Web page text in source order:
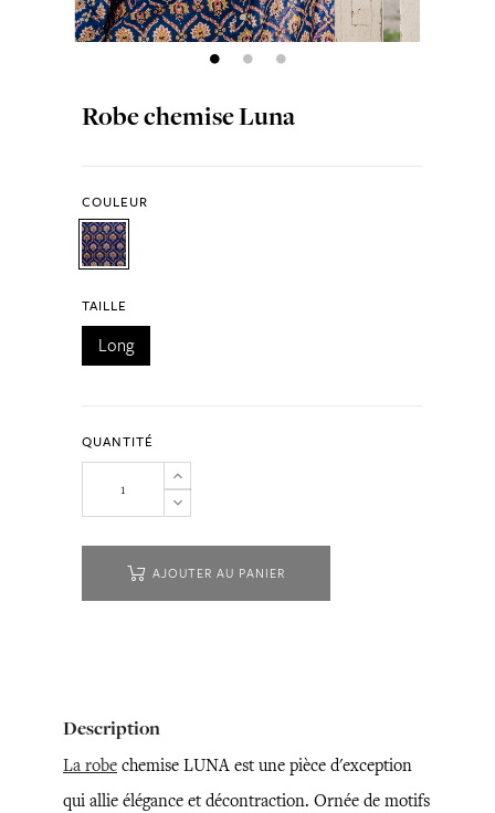
Robe chemise Luna
COULEUR
TAILLE
Long
QUANTITÉ
AJOUTER AU PANIER
Description
La robe chemise LUNA est une pièce d'exception
qui allie élégance et décontraction. Ornée de motifs